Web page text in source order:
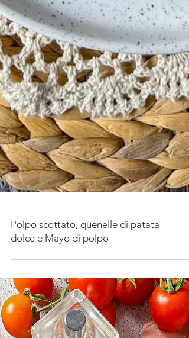
Polpo scottato, quenelle di patata
dolce e Mayo di polpo